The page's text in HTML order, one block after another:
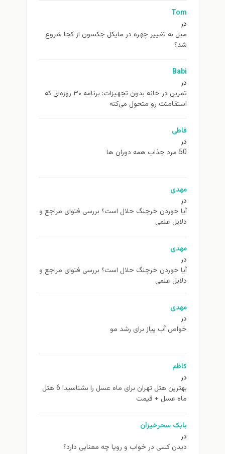
Tom
در
ميل به تغيير چهره در مایکل جکسون از كجا شروع
شد؟
Babi
در
تمرین در خانه بدون تجهیزات: برنامه ۳۰ روزه‌ای که
استقامتت رو متحول می‌کنه
فاطی
در
50 مرد جذاب همه دوران ها
مهدی
در
آیا خوردن خرچنگ حلال است؟ بررسی فتوای مراجع و
دلایل علمی
مهدی
در
آیا خوردن خرچنگ حلال است؟ بررسی فتوای مراجع و
دلایل علمی
مهدی
در
خواص آب پیاز برای رشد مو
کاظم
در
بهترین هتل تهران برای ماه عسل را بشناسید! 6 هتل
ماه عسل + قیمت
بابک سحرخیزان
در
دیدن کسی در خواب و رویا چه معنایی دارد؟